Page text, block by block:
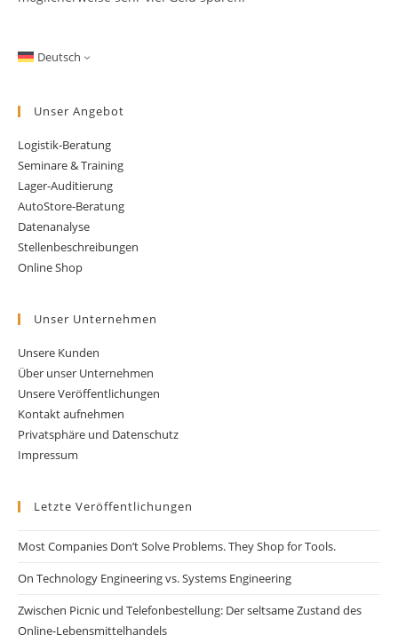
Deutsch
Unser Angebot
Logistik-Beratung
Seminare & Training
Lager-Auditierung
AutoStore-Beratung
Datenanalyse
Stellenbeschreibungen
Online Shop
Unser Unternehmen
Unsere Kunden
Über unser Unternehmen
Unsere Veröffentlichungen
Kontakt aufnehmen
Privatsphäre und Datenschutz
Impressum
Letzte Veröffentlichungen
Most Companies Don’t Solve Problems. They Shop for Tools.
On Technology Engineering vs. Systems Engineering
Zwischen Picnic und Telefonbestellung: Der seltsame Zustand des
Online-Lebensmittelhandels